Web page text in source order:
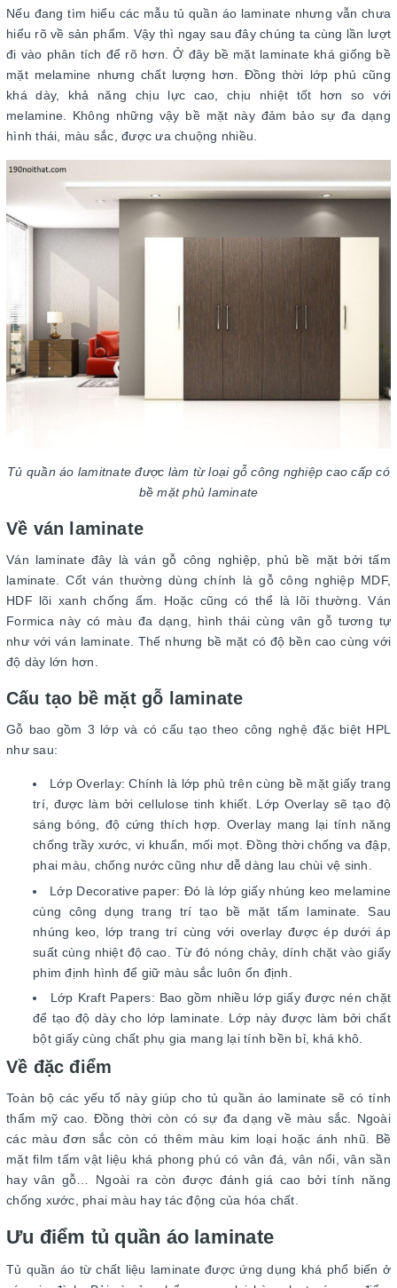
Nếu đang tìm hiểu các mẫu tủ quần áo laminate nhưng vẫn chưa
hiểu rõ về sản phẩm. Vậy thì ngay sau đây chúng ta cùng lần lượt
đi vào phân tích để rõ hơn. Ở đây bề mặt laminate khá giống bề
mặt melamine nhưng chất lượng hơn. Đồng thời lớp phủ cũng
khá dày, khả năng chịu lực cao, chịu nhiệt tốt hơn so với
melamine. Không những vậy bề mặt này đảm bảo sự đa dạng
hình thái, màu sắc, được ưa chuộng nhiều.
Tủ quần áo lamitnate được làm từ loại gỗ công nghiệp cao cấp có
bề mặt phủ laminate
Về ván laminate
Ván laminate đây là ván gỗ công nghiệp, phủ bề mặt bởi tấm
laminate. Cốt ván thường dùng chính là gỗ công nghiệp MDF,
HDF lõi xanh chống ẩm. Hoặc cũng có thể là lõi thường. Ván
Formica này có màu đa dạng, hình thái cùng vân gỗ tương tự
như với ván laminate. Thế nhưng bề mặt có độ bền cao cùng với
độ dày lớn hơn.
Cấu tạo bề mặt gỗ laminate
Gỗ bao gồm 3 lớp và có cấu tạo theo công nghệ đặc biệt HPL
như sau:
Lớp Overlay: Chính là lớp phủ trên cùng bề mặt giấy trang
trí, được làm bởi cellulose tinh khiết. Lớp Overlay sẽ tạo độ
sáng bóng, độ cứng thích hợp. Overlay mang lại tính năng
chống trầy xước, vi khuẩn, mối mọt. Đồng thời chống va đập,
phai màu, chống nước cũng như dễ dàng lau chùi vệ sinh.
Lớp Decorative paper: Đó là lớp giấy nhúng keo melamine
cùng công dụng trang trí tạo bề mặt tấm laminate. Sau
nhúng keo, lớp trang trí cùng với overlay được ép dưới áp
suất cùng nhiệt độ cao. Từ đó nóng chảy, dính chặt vào giấy
phim định hình để giữ màu sắc luôn ổn định.
Lớp Kraft Papers: Bao gồm nhiều lớp giấy được nén chặt
để tạo độ dày cho lớp laminate. Lớp này được làm bởi chất
bột giấy cùng chất phụ gia mang lại tính bền bỉ, khá khô.
Về đặc điểm
Toàn bộ các yếu tố này giúp cho tủ quần áo laminate sẽ có tính
thẩm mỹ cao. Đồng thời còn có sự đa dạng về màu sắc. Ngoài
các màu đơn sắc còn có thêm màu kim loại hoặc ánh nhũ. Bề
mặt film tấm vật liệu khá phong phú có vân đá, vân nổi, vân sần
hay vân gỗ… Ngoài ra còn được đánh giá cao bởi tính năng
chống xước, phai màu hay tác động của hóa chất.
Ưu điểm tủ quần áo laminate
Tủ quần áo từ chất liệu laminate được ứng dụng khá phổ biến ở